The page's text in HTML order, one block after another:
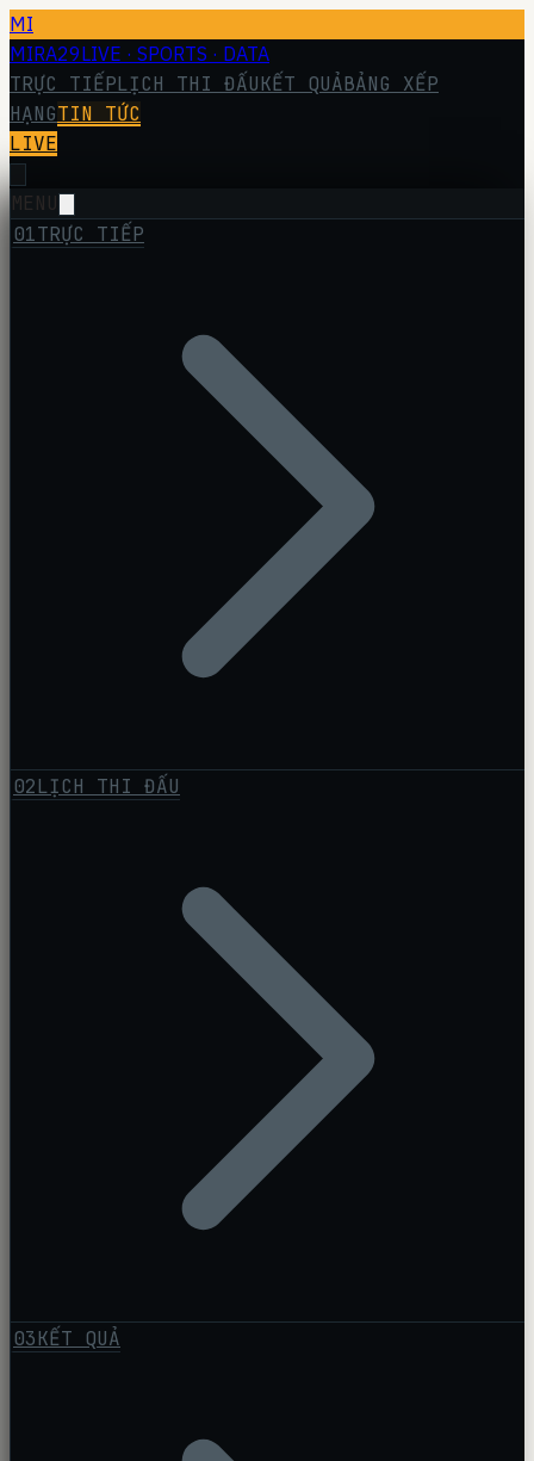
MI
MIRA29LIVE · SPORTS · DATA
TRỰC TIẾPLỊCH THI ĐẤUKẾT QUẢBẢNG XẾP
HẠNGTIN TỨC
LIVE
MENU
01TRỰC TIẾP
02LỊCH THI ĐẤU
03KẾT QUẢ